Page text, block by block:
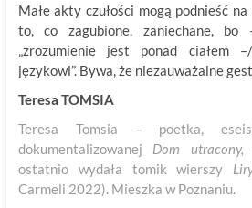
Małe akty czułości mogą podnieść
to, co zagubione, zaniechane,
„zrozumienie jest ponad ciałem
językowi”. Bywa, że niezauważalne
Teresa TOMSIA
Teresa Tomsia – poetka,
dokumentalizowanej Dom
ostatnio wydała tomik wierszy
Carmeli 2022). Mieszka w Poznaniu.